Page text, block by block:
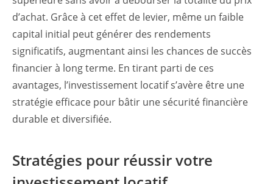
d’achat. Grâce à cet effet de levier, même un faible
capital initial peut générer des rendements
significatifs, augmentant ainsi les chances de succès
financier à long terme. En tirant parti de ces
avantages, l’investissement locatif s’avère être une
stratégie efficace pour bâtir une sécurité financière
durable et diversifiée.
Stratégies pour réussir votre